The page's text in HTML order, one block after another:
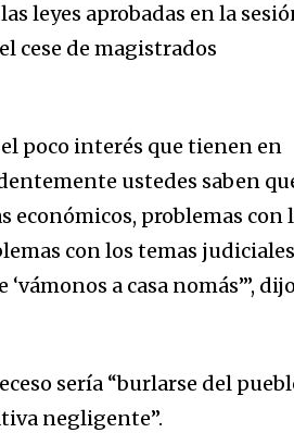
leyes aprobadas en la
cese de magistrados
poco interés que tienen en
ustedes saben
económicos, problemas con
con los temas
a casa nomás’”,
sería “burlarse del
negligente”.